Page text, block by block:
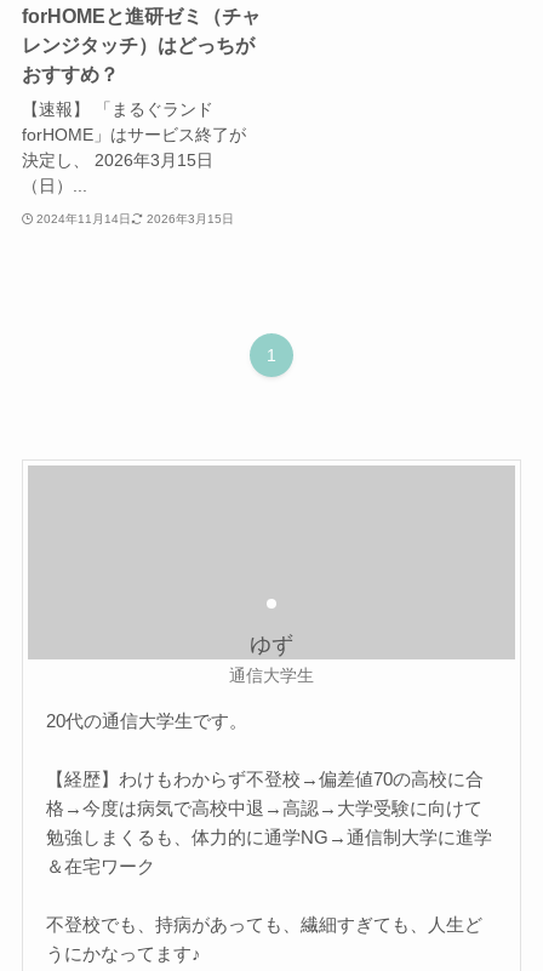
forHOMEと進研ゼミ（チャ
レンジタッチ）はどっちが
おすすめ？
【速報】 「まるぐランド
forHOME」はサービス終了が
決定し、 2026年3月15日
（日）...
2024年11月14日 2026年3月15日
1
ゆず
通信大学生
20代の通信大学生です。
【経歴】わけもわからず不登校→偏差値70の高校に合
格→今度は病気で高校中退→高認→大学受験に向けて
勉強しまくるも、体力的に通学NG→通信制大学に進学
＆在宅ワーク
不登校でも、持病があっても、繊細すぎても、人生ど
うにかなってます♪